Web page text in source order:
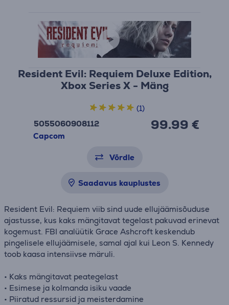
Resident Evil: Requiem Deluxe Edition,
Xbox Series X - Mäng
5055060908112
Capcom
99.99 €
(1)
Võrdle
Saadavus kauplustes
Resident Evil: Requiem viib sind uude ellujäämisõuduse
ajastusse, kus kaks mängitavat tegelast pakuvad erinevat
kogemust. FBI analüütik Grace Ashcroft keskendub
pingelisele ellujäämisele, samal ajal kui Leon S. Kennedy
toob kaasa intensiivse märuli.
• Kaks mängitavat peategelast
• Esimese ja kolmanda isiku vaade
• Piiratud ressursid ja meisterdamine